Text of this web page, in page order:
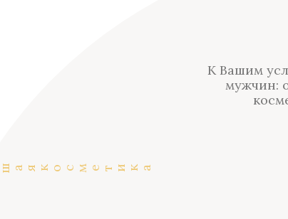
ая косметика
К Вашим
мужчин: